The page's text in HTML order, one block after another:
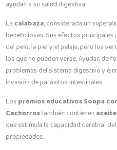
ayudan a su salud digestiva.
La calabaza, considerada un
beneficiosas. Sus efectos principales
del pelo, la piel y el pelaje, pero los
los que no pueden verse. Ayudan de
problemas del sistema digestivo y
invasión de parásitos intestinales.
Los premios educativos Soopa
Cachorrostambién contienen
que estimula la capacidad cerebral
propiedades.